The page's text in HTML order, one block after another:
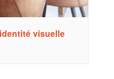
visuelle